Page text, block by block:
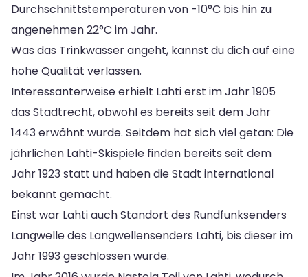
Durchschnittstemperaturen von -10°C bis hin zu
angenehmen 22°C im Jahr.
Was das Trinkwasser angeht, kannst du dich auf eine
hohe Qualität verlassen.
Interessanterweise erhielt Lahti erst im Jahr 1905
das Stadtrecht, obwohl es bereits seit dem Jahr
1443 erwähnt wurde. Seitdem hat sich viel getan: Die
jährlichen Lahti-Skispiele finden bereits seit dem
Jahr 1923 statt und haben die Stadt international
bekannt gemacht.
Einst war Lahti auch Standort des Rundfunksenders
Langwelle des Langwellensenders Lahti, bis dieser im
Jahr 1993 geschlossen wurde.